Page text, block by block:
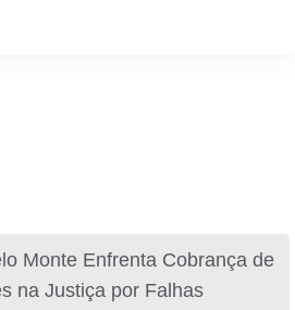
Monte Enfrenta Cobrança de
na Justiça por Falhas